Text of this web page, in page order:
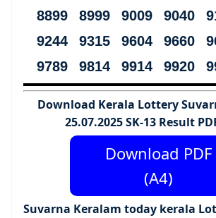
8899 8999 9009 9040
9244 9315 9604 9660
9789 9814 9914 9920
Download Kerala Lottery
25.07.2025 SK-13 Result
Download PDF
(A4)
Suvarna Keralam today kerala